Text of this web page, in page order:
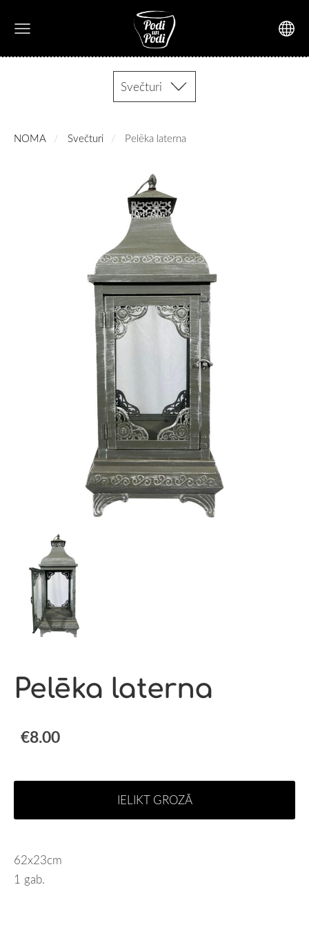
Svečturi
NOMA Svečturi Pelēka laterna
Pelēka laterna
€8.00
IELIKT GROZĀ
62x23cm
1 gab.